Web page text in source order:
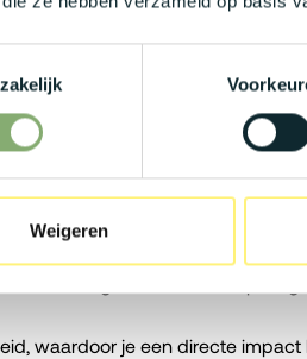
Weigeren
overhoudt op maandbasis.
aankopen gedurende het jaar.
maand, als extra optimalisatie
kan rekenen op een
ook bouwt aan een
voor een gezonde
die investeert op
waardoor je een directe